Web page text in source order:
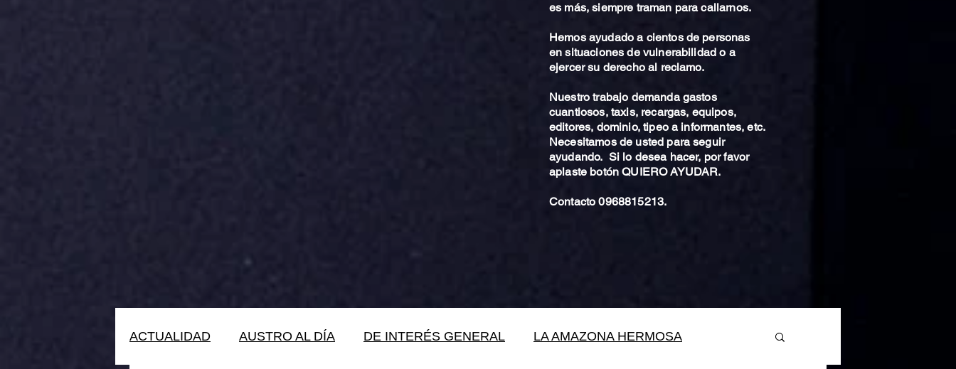
es más, siempre traman para callarnos.
Hemos ayudado a cientos de personas
en situaciones de vulnerabilidad o a
ejercer su derecho al reclamo.
Nuestro trabajo demanda gastos
cuantiosos, taxis, recargas, equipos,
editores, dominio, tipeo a informantes, etc.
Necesitamos de usted para seguir
ayudando. Si lo desea hacer, por favor
aplaste botón QUIERO AYUDAR.
Contacto 0968815213.
ACTUALIDAD AUSTRO AL DÍA DE INTERÉS GENERAL LA AMAZONA HERMOSA